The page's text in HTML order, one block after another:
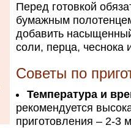
Перед готовкой
бумажным
добавить
соли, перца, чеснока
Советы по
Температура и
рекомендуется
приготовления – 2-3